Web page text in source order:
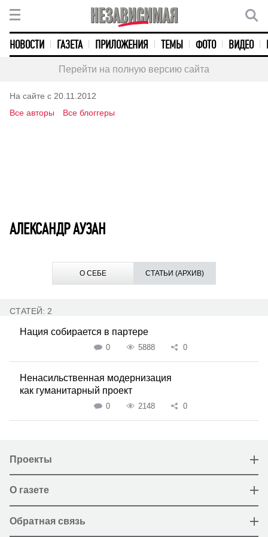
НОВОСТИ ГАЗЕТА ПРИЛОЖЕНИЯ ТЕМЫ ФОТО ВИДЕО
Перейти на полную версию сайта
На сайте с 20.11.2012
Все авторы
Все блоггеры
АЛЕКСАНДР АУЗАН
О СЕБЕ СТАТЬИ (АРХИВ)
СТАТЕЙ: 2
Нация собирается в партере
0 5888 0
Ненасильственная модернизация
как гуманитарный проект
0 2148 0
Проекты
О газете
Обратная связь